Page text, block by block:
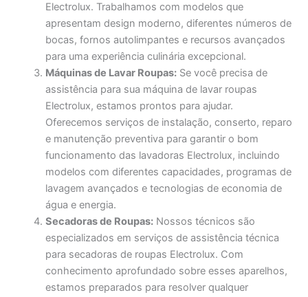
Electrolux. Trabalhamos com modelos que
apresentam design moderno, diferentes números de
bocas, fornos autolimpantes e recursos avançados
para uma experiência culinária excepcional.
Máquinas de Lavar Roupas: Se você precisa de
assistência para sua máquina de lavar roupas
Electrolux, estamos prontos para ajudar.
Oferecemos serviços de instalação, conserto, reparo
e manutenção preventiva para garantir o bom
funcionamento das lavadoras Electrolux, incluindo
modelos com diferentes capacidades, programas de
lavagem avançados e tecnologias de economia de
água e energia.
Secadoras de Roupas: Nossos técnicos são
especializados em serviços de assistência técnica
para secadoras de roupas Electrolux. Com
conhecimento aprofundado sobre esses aparelhos,
estamos preparados para resolver qualquer